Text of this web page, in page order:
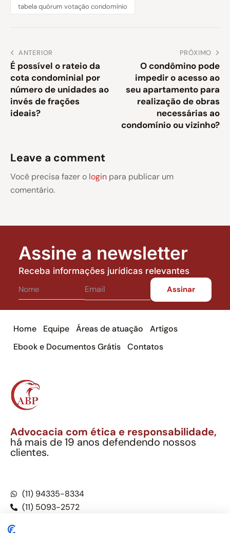
tabela quórum votação condomínio
ANTERIOR
É possível o rateio da
cota condominial por
número de unidades ao
invés de frações
ideais?
PRÓXIMO
O condômino pode
impedir o acesso ao
seu apartamento para
realização de obras
necessárias ao
condomínio ou vizinho?
Leave a comment
Você precisa fazer o login para publicar um
comentário.
Assine a newsletter
Receba informações jurídicas relevantes
Home Equipe Áreas de atuação
Artigos
Ebook e Documentos Grátis
Contatos
Advocacia com ética e responsabilidade,
há mais de 19 anos defendendo nossos
clientes.
(11) 94335-8334
(11) 5093-2572